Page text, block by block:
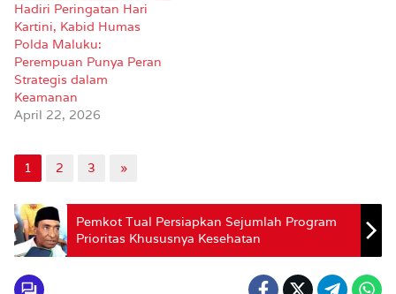
Hadiri Peringatan Hari
Kartini, Kabid Humas
Polda Maluku:
Perempuan Punya Peran
Strategis dalam
Keamanan
April 22, 2026
1 2 3 »
Pemkot Tual Persiapkan Sejumlah Program
Prioritas Khususnya Kesehatan